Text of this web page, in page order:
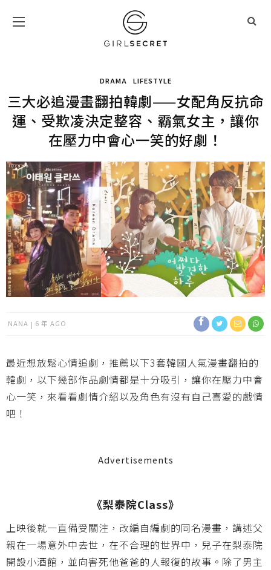
DRAMA LIFESTYLE
三大必追漫畫翻拍韓劇——女配角反抗命
運、受欺凌決定整容、霸氣女主，讓你
在壓力中會心一笑的好劇！
NANA 6 年 AGO
最近想放鬆心情追劇，推薦以下3套韓國人氣漫畫翻拍的
韓劇，以下幾部作品劇情都是十分吸引，讓你在壓力中會
心一笑，來看看劇情介紹以及角色有沒有自己喜愛的戲情
吧！
Advertisements
《梨泰院Class》
上映後就一直備受關注，改編自編劇的同名漫畫，講述父
親在一場意外中去世，在不合理的世界中，兒子在梨泰院
開設小酒館，並向害死他爸爸的人報復的故事。除了男主